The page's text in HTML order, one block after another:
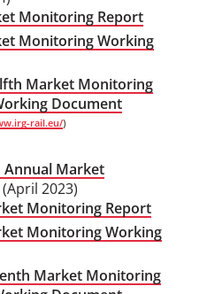
Monitoring Report
Monitoring Working
Market Monitoring
Document
rail.eu/)
Annual Market
(April 2023)​
Monitoring Report
Monitoring Working
Market Monitoring